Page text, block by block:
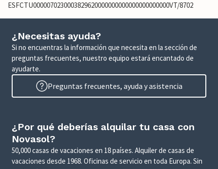
ESFCTU0000070230003829620000000000000000000000VT/8702
¿Necesitas ayuda?
Si no encuentras la información que necesita en la sección de
preguntas frecuentes, nuestro equipo estará encantado de
ayudarte.
Preguntas frecuentes, ayuda y asistencia
¿Por qué deberías alquilar tu casa con
Novasol?
50,000 casas de vacaciones en 18 países. Alquiler de casas de
vacaciones desde 1968. Oficinas de servicio en toda Europa. Sin